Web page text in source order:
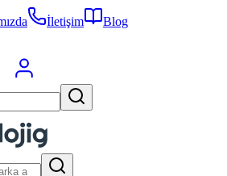
İletişim
Blog